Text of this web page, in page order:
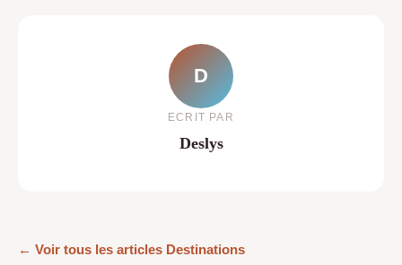
D
ECRIT PAR
Deslys
← Voir tous les articles Destinations